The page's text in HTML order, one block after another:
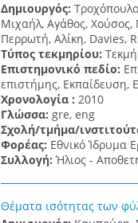
Δημιουργός:
Μιχαήλ, Αγάθος, Χούσος,
Περρωτή, Αλίκη, Davies,
Τύπος τεκμηρίου:
Επιστημονικό πεδίο:
επιστήμης,
Χρονολογία : 2010
Γλώσσα: gre, eng
Σχολή/τμήμα/
Φορέας: Εθνικό Ίδρυμα
Συλλογή:Ήλιος -
Θέματα ισότητας των